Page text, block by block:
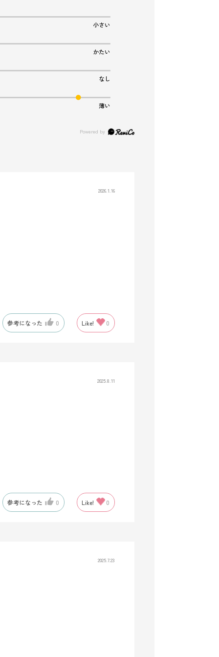
小さい
かたい
なし
薄い
2026.1.16
参考になった 0 Like! 0
2025.8.11
参考になった 0 Like! 0
2025.7.23